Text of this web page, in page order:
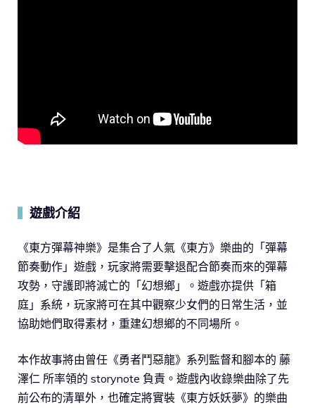
遊戲介紹
《東方彈幕神樂》是集合了人氣《東方》樂曲的「彈幕
節奏動作」遊戲，玩家將需要擊退配合節奏而來的彈幕
攻勢，守護即將滅亡的「幻想鄉」。遊戲亦提供「箱
庭」系統，玩家將可在其中觀察少女們的日常生活，並
協助她們取得素材，重建幻想鄉的不同場所。
本作故事將由曾任《勇者鬥惡龍》系列監督和腳本的 藤
澤仁 所率領的 storynote 負責。遊戲內收錄樂曲除了先
前公布的清單外，也確定將實裝《東方妖妖夢》的樂曲